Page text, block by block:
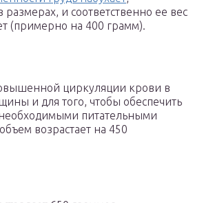
размерах, и соответственно ее вес
(примерно на 400 грамм).
циркуляции крови в
и для того, чтобы обеспечить
питательными
возрастает на 450